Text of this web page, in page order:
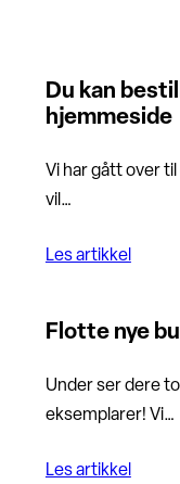
Du kan
hjemmeside
Vi har gått over
vil…
Les artikkel
Flotte nye
Under ser dere
eksemplarer! Vi…
Les artikkel